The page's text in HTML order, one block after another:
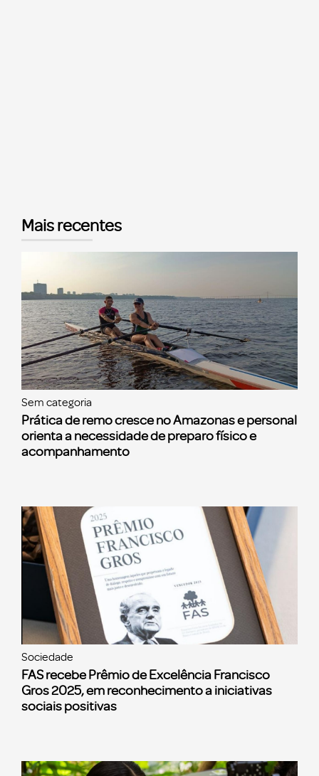
Mais recentes
Sem categoria
Prática de remo cresce no Amazonas e personal
orienta a necessidade de preparo físico e
acompanhamento
Sociedade
FAS recebe Prêmio de Excelência Francisco
Gros 2025, em reconhecimento a iniciativas
sociais positivas